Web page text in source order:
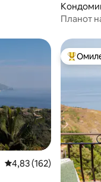
a
Планот
Просечна оцена: 4,83
4,83 (162)
Меѓу